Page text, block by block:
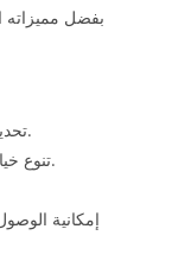
بفضل مميزاته
تحديثات دورية تعزز من الأداء والابتكار في الألعاب.
تنوع خيارات المراهنة، مما يضمن عدم شعورك بالملل.
إمكانية